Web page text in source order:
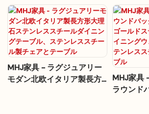
MHJ家具 - ラグジュアリー
モダン北欧イタリア製長方
MHJ家具
ラウンド